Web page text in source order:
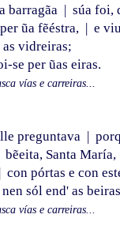
barragãa | súa foi,
ũa fẽéstra, | e
vidreiras;
se per ũas eiras.
vías e carreiras...
preguntava |
bẽeita, Santa María,
| con pórtas e con
sól end' as
vías e carreiras...